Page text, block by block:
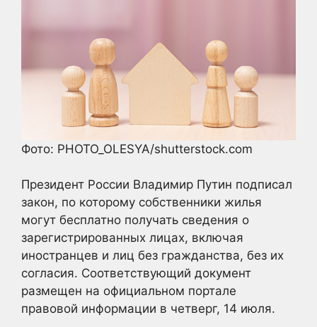
Фото: PHOTO_OLESYA/shutterstock.com
Президент России Владимир Путин подписал
закон, по которому собственники жилья
могут бесплатно получать сведения о
зарегистрированных лицах, включая
иностранцев и лиц без гражданства, без их
согласия. Соответствующий документ
размещен на официальном портале
правовой информации в четверг, 14 июля.